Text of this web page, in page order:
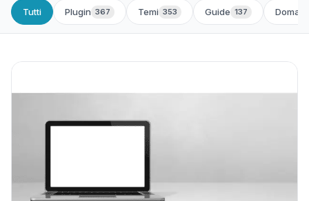
Tutti Plugin 367 Temi 353 Guide 137